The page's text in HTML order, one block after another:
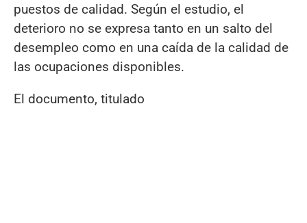
puestos de calidad. Según el estudio, el
deterioro no se expresa tanto en un salto del
desempleo como en una caída de la calidad de
las ocupaciones disponibles.
El documento, titulado